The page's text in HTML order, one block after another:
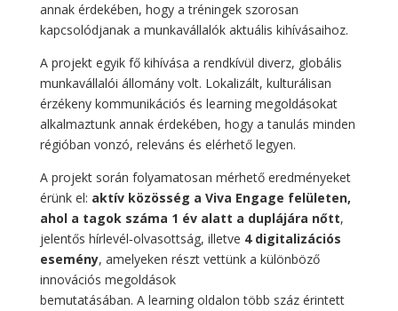
annak érdekében, hogy a tréningek szorosan
kapcsolódjanak a munkavállalók aktuális kihívásaihoz.
A projekt egyik fő kihívása a rendkívül diverz, globális
munkavállalói állomány volt. Lokalizált, kulturálisan
érzékeny kommunikációs és learning megoldásokat
alkalmaztunk annak érdekében, hogy a tanulás minden
régióban vonzó, releváns és elérhető legyen.
A projekt során folyamatosan mérhető eredményeket
érünk el: aktív közösség a Viva Engage felületen,
ahol a tagok száma 1 év alatt a duplájára nőtt,
jelentős hírlevél‑olvasottság, illetve 4 digitalizációs
esemény, amelyeken részt vettünk a különböző
innovációs megoldások
bemutatásában. A learning oldalon több száz érintett